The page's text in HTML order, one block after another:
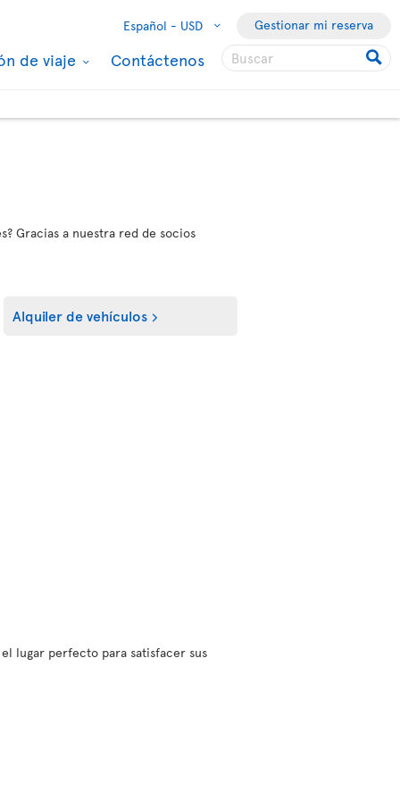
Español - USD Gestionar mi reserva
de viaje Contáctenos
Gracias a nuestra red de socios
Alquiler de vehículos
lugar perfecto para satisfacer sus